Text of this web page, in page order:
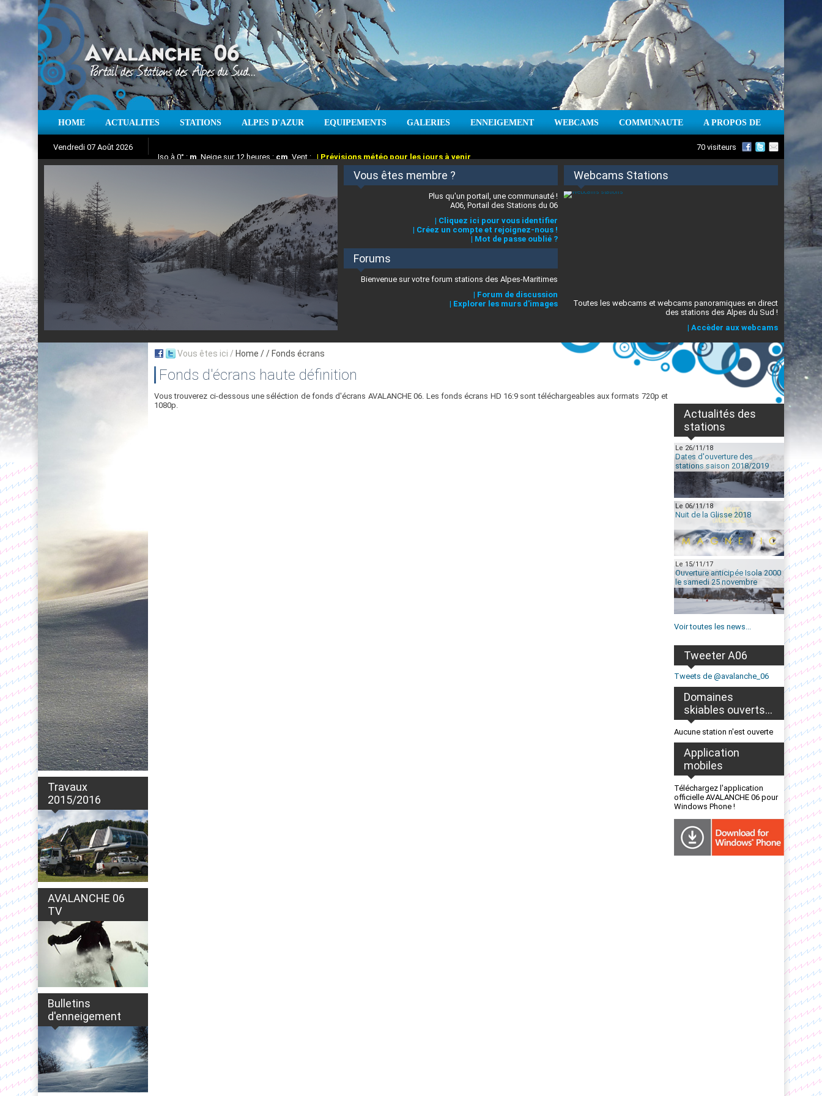
HOME ACTUALITES STATIONS ALPES D'AZUR EQUIPEMENTS GALERIES ENNEIGEMENT WEBCAMS COMMUNAUTE A PROPOS DE
Vendredi 07 Août 2026
Aujourd'hui : T° Min :°CT° Max :°C |Prévisions météo pour les jours à venir
Suivez en direct l'actualité des stations des Alpes-Maritimes
70 visiteurs
Vous êtes membre ?
Plus qu'un portail, une communauté !
A06, Portail des Stations du 06
| Cliquez ici pour vous identifier
| Créez un compte et rejoignez-nous !
| Mot de passe oublié ?
Forums
Bienvenue sur votre forum stations des Alpes-Maritimes
| Forum de discussion
| Explorer les murs d'images
Webcams Stations
Toutes les webcams et webcams panoramiques en direct
des stations des Alpes du Sud !
| Accèder aux webcams
Travaux
2015/2016
AVALANCHE 06
TV
Bulletins
d'enneigement
Vous êtes ici / Home / / Fonds écrans
Fonds d'écrans haute définition
Vous trouverez ci-dessous une séléction de fonds d'écrans AVALANCHE 06. Les fonds écrans HD 16:9 sont téléchargeables aux formats 720p et
1080p.
Actualités des
stations
Le 26/11/18
Dates d'ouverture des
stations saison 2018/2019
Le 06/11/18
Nuit de la Glisse 2018
Le 15/11/17
Ouverture anticipée Isola 2000
le samedi 25 novembre
Voir toutes les news...
Tweeter A06
Tweets de @avalanche_06
Domaines
skiables ouverts...
Aucune station n'est ouverte
Application
mobiles
Téléchargez l'application
officielle AVALANCHE 06 pour
Windows Phone !